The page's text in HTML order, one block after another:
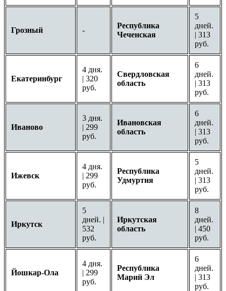
Грозный -
Республика
Чеченская
5
дней.
| 313
руб.
Екатеринбург
4 дня.
| 320
руб.
Свердловская
область
6
дней.
| 313
руб.
Иваново
3 дня.
| 299
руб.
Ивановская
область
6
дней.
| 313
руб.
Ижевск
4 дня.
| 299
руб.
Республика
Удмуртия
5
дней.
| 313
руб.
Иркутск
5
дней. |
532
руб.
Иркутская
область
8
дней.
| 450
руб.
Йошкар-Ола
4 дня.
| 299
руб.
Республика
Марий Эл
6
дней.
| 313
руб.